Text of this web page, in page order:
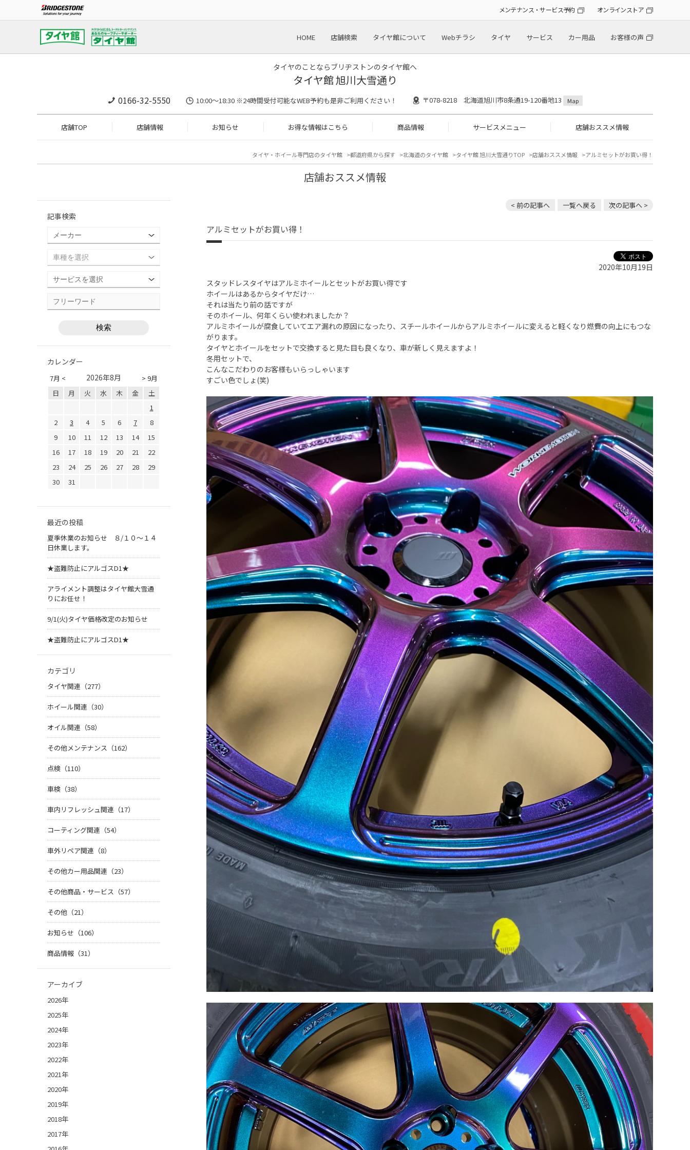
メンテナンス・サービス予約 オンラインストア
HOME 店舗検索 タイヤ館について Webチラシ タイヤ サービス カー用品 お客様の声
タイヤのことならブリヂストンのタイヤ館へ
タイヤ館 旭川大雪通り
0166-32-5550 10:00～18:30 ※24時間受付可能なWEB予約も是非ご利用ください！ 〒078-8218 北海道旭川市8条通19-120番地13 Map
店舗TOP 店舗情報 お知らせ お得な情報はこちら 商品情報 サービスメニュー 店舗おススメ情報
タイヤ・ホイール専門店のタイヤ館 都道府県から探す 北海道のタイヤ館 タイヤ館 旭川大雪通りTOP 店舗おススメ情報 アルミセットがお買い得！
店舗おススメ情報
< 前の記事へ 一覧へ戻る 次の記事へ >
アルミセットがお買い得！
2020年10月19日
スタッドレスタイヤはアルミホイールとセットがお買い得です
ホイールはあるからタイヤだけ…
それは当たり前の話ですが
そのホイール、何年くらい使われましたか？
アルミホイールが腐食していてエア漏れの原因になったり、スチールホイールからアルミホイールに変えると軽くなり燃費の向上にもつな
がります。
タイヤとホイールをセットで交換すると見た目も良くなり、車が新しく見えますよ！
冬用セットで、
こんなこだわりのお客様もいらっしゃいます
すごい色でしょ(笑)
記事検索
カレンダー
7月 < > 9月
2026年8月
日 月 火 水 木 金
土
1
2
3 4 5 6 7
8
9
10 11 12 13 14
15
16
17 18 19 20 21
22
23
24 25 26 27 28
29
30
31
最近の投稿
夏季休業のお知らせ ８/１０～１４
日休業します。
★盗難防止にアルゴスD1★
アライメント調整はタイヤ館大雪通
りにお任せ！
9/1(火)タイヤ価格改定のお知らせ
★盗難防止にアルゴスD1★
カテゴリ
タイヤ関連（277）
ホイール関連（30）
オイル関連（58）
その他メンテナンス（162）
点検（110）
車検（38）
車内リフレッシュ関連（17）
コーティング関連（54）
車外リペア関連（8）
その他カー用品関連（23）
その他商品・サービス（57）
その他（21）
お知らせ（106）
商品情報（31）
アーカイブ
2026年
2025年
2024年
2023年
2022年
2021年
2020年
2019年
2018年
2017年